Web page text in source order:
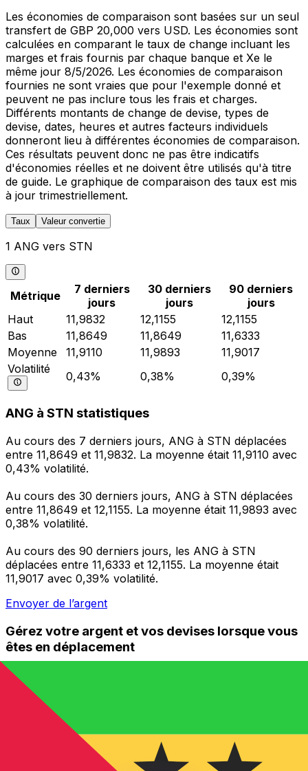
Les économies de comparaison sont basées sur un seul
transfert de GBP 20,000 vers USD. Les économies sont
calculées en comparant le taux de change incluant les
marges et frais fournis par chaque banque et Xe le
même jour 8/5/2026. Les économies de comparaison
fournies ne sont vraies que pour l'exemple donné et
peuvent ne pas inclure tous les frais et charges.
Différents montants de change de devise, types de
devise, dates, heures et autres facteurs individuels
donneront lieu à différentes économies de comparaison.
Ces résultats peuvent donc ne pas être indicatifs
d'économies réelles et ne doivent être utilisés qu'à titre
de guide. Le graphique de comparaison des taux est mis
à jour trimestriellement.
Taux Valeur convertie
1 ANG vers STN
Métrique
7 derniers
jours
30 derniers
jours
90 derniers
jours
Haut
11,9832 12,1155
12,1155
Bas
11,8649 11,8649
11,6333
Moyenne
11,9110 11,9893
11,9017
Volatilité
0,43% 0,38% 0,39%
ANG à STN statistiques
Au cours des 7 derniers jours, ANG à STN déplacées
entre 11,8649 et 11,9832. La moyenne était 11,9110 avec
0,43% volatilité.
Au cours des 30 derniers jours, ANG à STN déplacées
entre 11,8649 et 12,1155. La moyenne était 11,9893 avec
0,38% volatilité.
Au cours des 90 derniers jours, les ANG à STN
déplacées entre 11,6333 et 12,1155. La moyenne était
11,9017 avec 0,39% volatilité.
Envoyer de l’argent
Gérez votre argent et vos devises lorsque vous
êtes en déplacement
L'application Xe réunit toutes les fonctionnalités
nécessaires pour vos transferts d'argent internationaux
et la gestion de vos devises. Convertissez des devises,
programmez des alertes de taux et transférez de
l'argent à l'étranger sans frais cachés. Téléchargez
l'application dès aujourd'hui !